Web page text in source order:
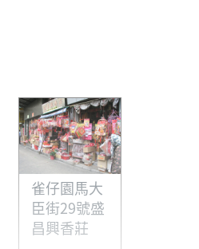
雀仔園馬大
臣街29號盛
昌興香莊